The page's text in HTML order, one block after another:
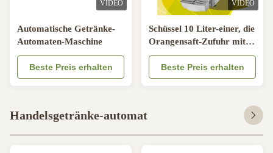
VIDEO
Automatische Getränke-
Automaten-Maschine
Beste Preis erhalten
VIDEO
Schüssel 10 Liter-einer, die
Orangensaft-Zufuhr mit
Paddel-rührendem System
abkühlt
Beste Preis erhalten
Handelsgetränke-automat